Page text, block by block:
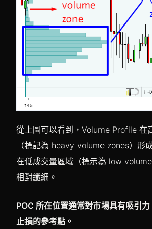
從上圖可以看到，Volume Profile 在
（標記為 heavy volume zones）形
在低成交量區域（標示為 low
相對纖細。
POC 所在位置通常對市場具有吸引
止損的參考點。